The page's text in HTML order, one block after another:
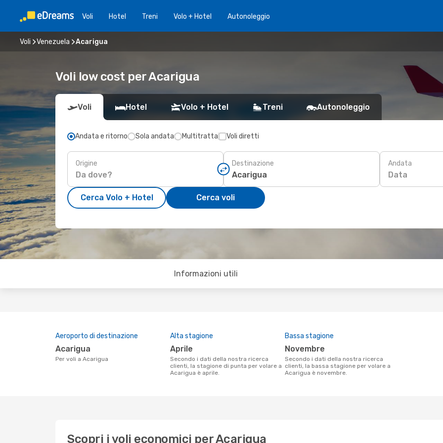
Voli Hotel Treni Volo + Hotel Autonoleggio
Voli Venezuela Acarigua
Voli low cost per Acarigua
Voli Hotel Volo + Hotel Treni Autonoleggio
Andata e ritorno Sola andata Multitratta Voli diretti
Origine Destinazione Andata
Data
Cerca Volo + Hotel Cerca voli
Informazioni utili
Aeroporto di destinazione
Acarigua
Per voli a Acarigua
Alta stagione
aprile
Secondo i dati della nostra ricerca
clienti, la stagione di punta per volare a
Acarigua è aprile.
Bassa stagione
novembre
Secondo i dati della nostra ricerca
clienti, la bassa stagione per volare a
Acarigua è novembre.
Scopri i voli economici per Acarigua